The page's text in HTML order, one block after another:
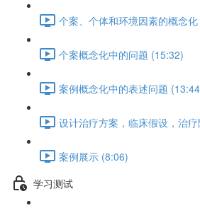
个案、个体和环境因素的概念
个案概念化中的问题 (15:32)
案例概念化中的表述问题
设计治疗方案，临床假设，治
案例展示 (8:06)
学习测试